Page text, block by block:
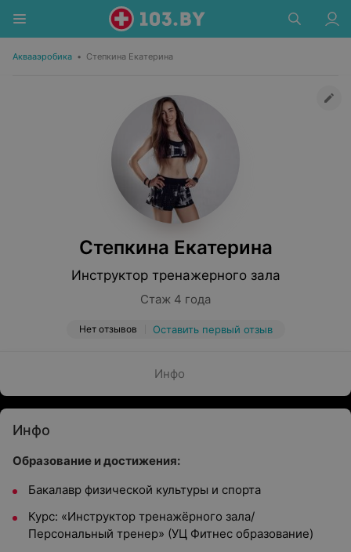
Аквааэробика • Степкина Екатерина
Степкина Екатерина
Инструктор тренажерного зала
Стаж 4 года
Нет отзывов Оставить первый отзыв
Инфо
Инфо
Образование и достижения:
Бакалавр физической культуры и спорта
Курс: «Инструктор тренажёрного зала/
Персональный тренер» (УЦ Фитнес образование)